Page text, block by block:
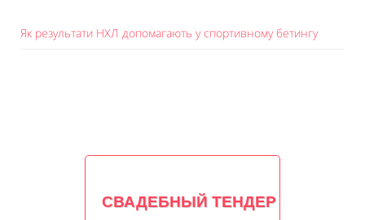
Як результати НХЛ допомагають у спортивному бетингу
СВАДЕБНЫЙ ТЕНДЕР